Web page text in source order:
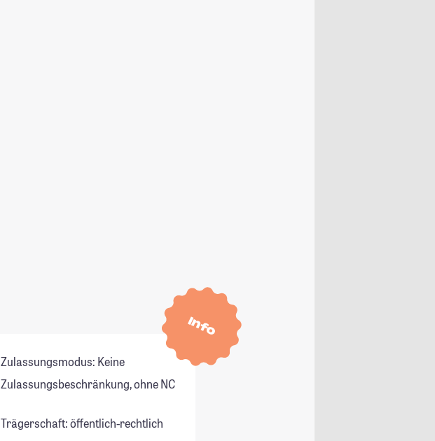
Info
Zulassungsmodus: Keine
Zulassungsbeschränkung, ohne NC
Trägerschaft: öffentlich-rechtlich